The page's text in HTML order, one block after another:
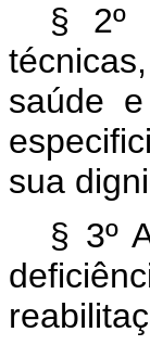
§ 2º
saúde
sua
§ 3º